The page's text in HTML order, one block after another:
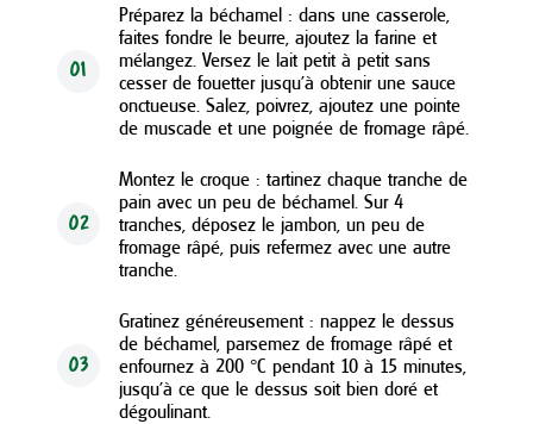
01
Préparez la béchamel : dans une casserole,
faites fondre le beurre, ajoutez la farine et
mélangez. Versez le lait petit à petit sans
cesser de fouetter jusqu’à obtenir une sauce
onctueuse. Salez, poivrez, ajoutez une pointe
de muscade et une poignée de fromage râpé.
02
Montez le croque : tartinez chaque tranche de
pain avec un peu de béchamel. Sur 4
tranches, déposez le jambon, un peu de
fromage râpé, puis refermez avec une autre
tranche.
03
Gratinez généreusement : nappez le dessus
de béchamel, parsemez de fromage râpé et
enfournez à 200 °C pendant 10 à 15 minutes,
jusqu’à ce que le dessus soit bien doré et
dégoulinant.